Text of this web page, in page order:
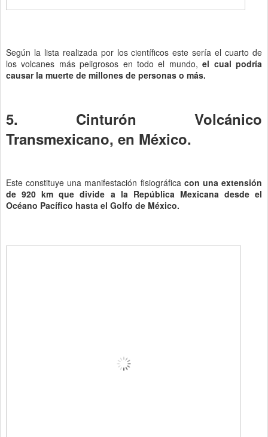
Según la lista realizada por los científicos este sería el cuarto de
los volcanes más peligrosos en todo el mundo,el cual podría
causar la muerte de millones de personas o más.
5. Cinturón Volcánico
Transmexicano, en México.
Este constituye una manifestación fisiográfica con una extensión
de 920 km que divide a la República Mexicana desde el
Océano Pacífico hasta el Golfo de México.